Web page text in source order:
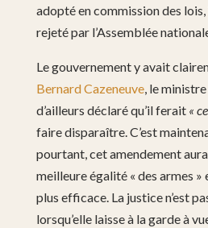
adopté en commission des
rejeté par l’Assemblée
Le gouvernement y avait
Bernard Cazeneuve, le
d’ailleurs déclaré qu’il ferait «
faire disparaître. C’est
pourtant, cet amendement
meilleure égalité « des armes »
plus efficace. La justice n’est
lorsqu’elle laisse à la garde à